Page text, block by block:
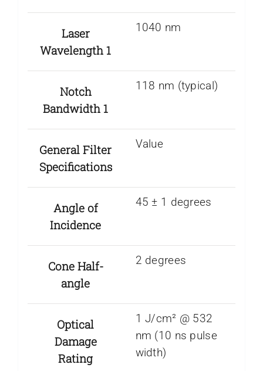
Laser
Wavelength 1
1040 nm
Notch
Bandwidth 1
118 nm (typical)
General Filter
Specifications
Value
Angle of
Incidence
45 ± 1 degrees
Cone Half-
angle
2 degrees
Optical
Damage
Rating
1 J/cm² @ 532
nm (10 ns pulse
width)